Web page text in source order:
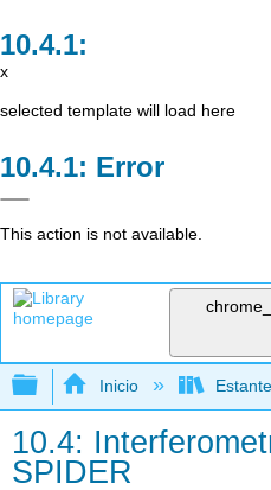
x
selected template will load here
Error
This action is not available.
Expandir/contraer
Inicio
10.4:
SPIDER